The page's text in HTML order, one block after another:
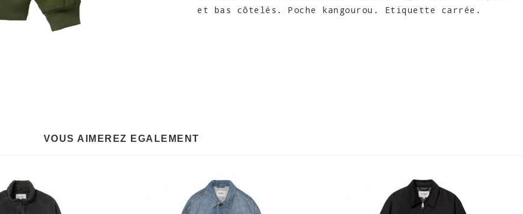
et bas côtelés. Poche kangourou. Etiquette carrée.
VOUS AIMEREZ EGALEMENT